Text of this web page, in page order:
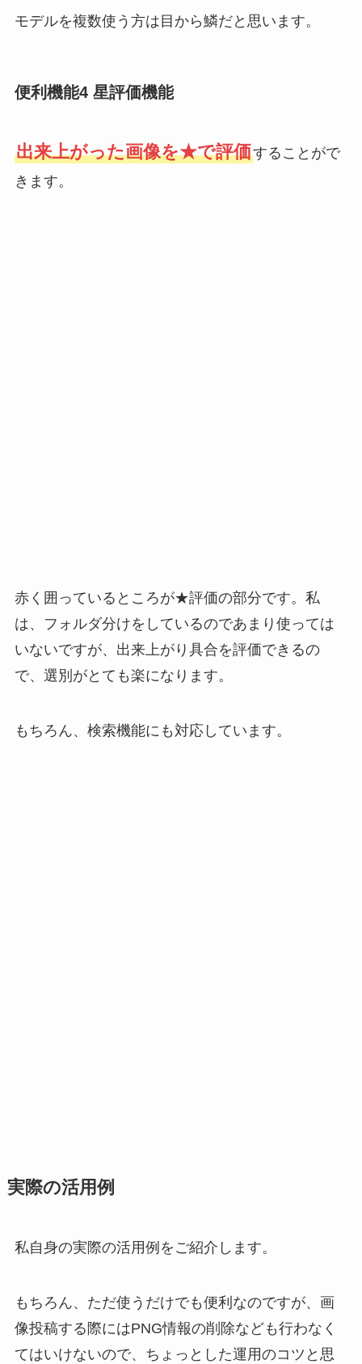
モデルを複数使う方は目から鱗だと思います。
便利機能4 星評価機能
出来上がった画像を★で評価することがで
きます。
赤く囲っているところが★評価の部分です。私
は、フォルダ分けをしているのであまり使っては
いないですが、出来上がり具合を評価できるの
で、選別がとても楽になります。
もちろん、検索機能にも対応しています。
実際の活用例
私自身の実際の活用例をご紹介します。
もちろん、ただ使うだけでも便利なのですが、画
像投稿する際にはPNG情報の削除なども行わなく
てはいけないので、ちょっとした運用のコツと思